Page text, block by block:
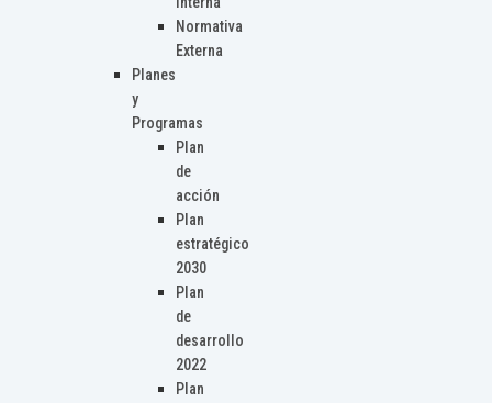
Normativa
Externa
Planes
y
Programas
Plan
de
acción
Plan
estratégico
2030
Plan
de
desarrollo
2022
Plan